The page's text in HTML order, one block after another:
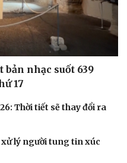
bản nhạc suốt 639
17
Thời tiết sẽ thay đổi ra
lý người tung tin xúc